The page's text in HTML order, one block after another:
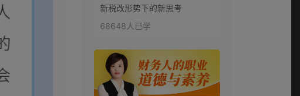
新税改形势下的新思考
68648人已学